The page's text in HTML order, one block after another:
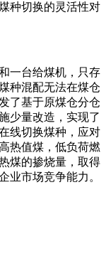
种切换的灵活性对
一台给煤机，只存
种混配无法在煤仓
了基于原煤仓分仓
少量改造，实现了
线切换煤种，应对
热值煤，低负荷燃
煤的掺烧量，取得
业市场竞争能力。